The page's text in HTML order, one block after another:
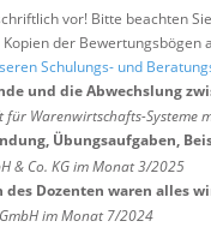
vor! Bitte beachten
der Bewertungsbögen
Schulungs- und
und die Abwechslung
für Warenwirtschafts-Systeme
Übungsaufgaben,
& Co. KG im Monat 3/2025
des Dozenten waren alles
im Monat 7/2024